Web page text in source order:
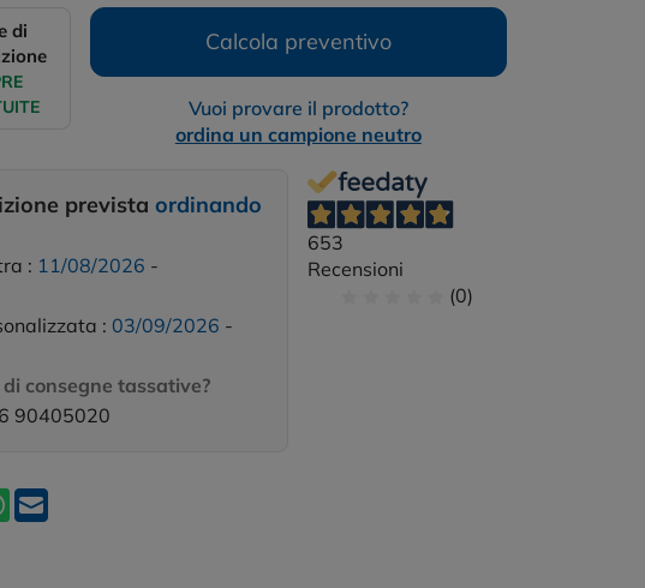
di
Calcola preventivo
Vuoi provare il prodotto?
ordina un campione neutro
prevista ordinando
: 11/08/2026 -
: 03/09/2026 -
consegne tassative?
90405020
653
Recensioni
(0)